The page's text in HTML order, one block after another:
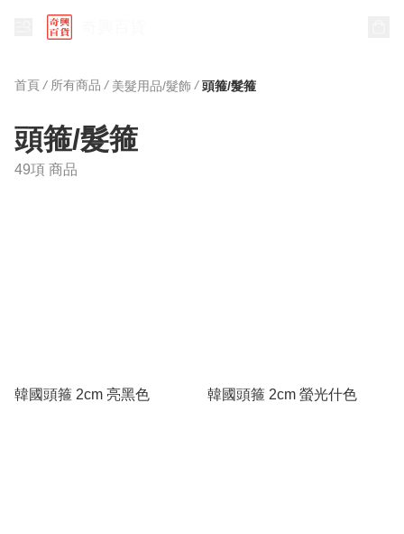
首頁 / 所有商品 / 美髮用品/髮飾 / 頭箍/髮箍
頭箍/髮箍
49項 商品
韓國頭箍 2cm 亮黑色 韓國頭箍 2cm 螢光什色